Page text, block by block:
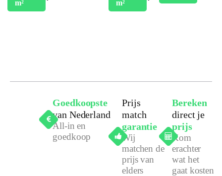
m²
m²
Goedkoopste
van Nederland
All-in en
goedkoop
Prijs
match
garantie
Wij
matchen de
prijs van
elders
Bereken
direct je
prijs
Kom
erachter
wat het
gaat kosten